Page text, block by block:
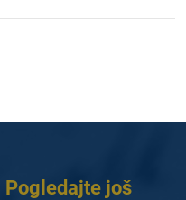
Pogledajte još